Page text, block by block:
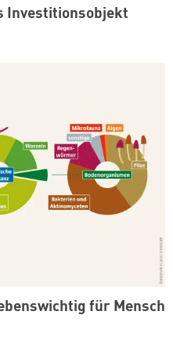
Investitionsobjekt
für Mensch